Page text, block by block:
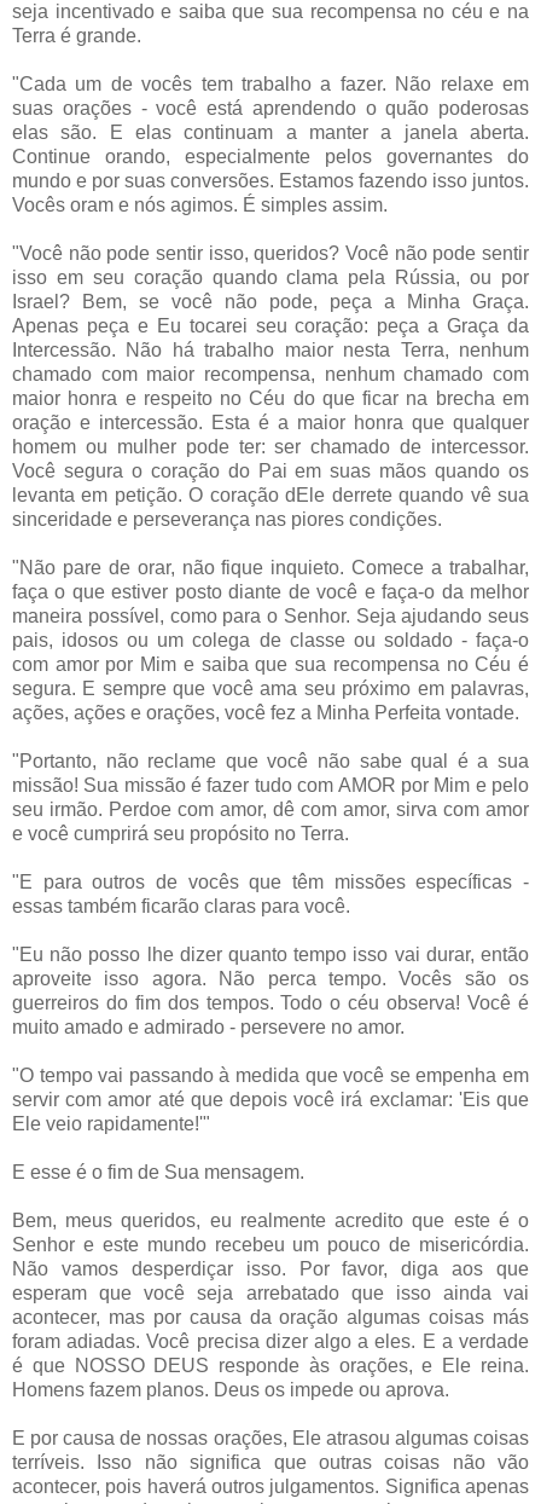
seja incentivado e saiba que sua recompensa no céu e na
Terra é grande.
"Cada um de vocês tem trabalho a fazer. Não relaxe em
suas orações - você está aprendendo o quão poderosas
elas são. E elas continuam a manter a janela aberta.
Continue orando, especialmente pelos governantes do
mundo e por suas conversões. Estamos fazendo isso juntos.
Vocês oram e nós agimos. É simples assim.
"Você não pode sentir isso, queridos? Você não pode sentir
isso em seu coração quando clama pela Rússia, ou por
Israel? Bem, se você não pode, peça a Minha Graça.
Apenas peça e Eu tocarei seu coração: peça a Graça da
Intercessão. Não há trabalho maior nesta Terra, nenhum
chamado com maior recompensa, nenhum chamado com
maior honra e respeito no Céu do que ficar na brecha em
oração e intercessão. Esta é a maior honra que qualquer
homem ou mulher pode ter: ser chamado de intercessor.
Você segura o coração do Pai em suas mãos quando os
levanta em petição. O coração dEle derrete quando vê sua
sinceridade e perseverança nas piores condições.
"Não pare de orar, não fique inquieto. Comece a trabalhar,
faça o que estiver posto diante de você e faça-o da melhor
maneira possível, como para o Senhor. Seja ajudando seus
pais, idosos ou um colega de classe ou soldado - faça-o
com amor por Mim e saiba que sua recompensa no Céu é
segura. E sempre que você ama seu próximo em palavras,
ações, ações e orações, você fez a Minha Perfeita vontade.
"Portanto, não reclame que você não sabe qual é a sua
missão! Sua missão é fazer tudo com AMOR por Mim e pelo
seu irmão. Perdoe com amor, dê com amor, sirva com amor
e você cumprirá seu propósito no Terra.
"E para outros de vocês que têm missões específicas -
essas também ficarão claras para você.
"Eu não posso lhe dizer quanto tempo isso vai durar, então
aproveite isso agora. Não perca tempo. Vocês são os
guerreiros do fim dos tempos. Todo o céu observa! Você é
muito amado e admirado - persevere no amor.
"O tempo vai passando à medida que você se empenha em
servir com amor até que depois você irá exclamar: 'Eis que
Ele veio rapidamente!'"
E esse é o fim de Sua mensagem.
Bem, meus queridos, eu realmente acredito que este é o
Senhor e este mundo recebeu um pouco de misericórdia.
Não vamos desperdiçar isso. Por favor, diga aos que
esperam que você seja arrebatado que isso ainda vai
acontecer, mas por causa da oração algumas coisas más
foram adiadas. Você precisa dizer algo a eles. E a verdade
é que NOSSO DEUS responde às orações, e Ele reina.
Homens fazem planos. Deus os impede ou aprova.
E por causa de nossas orações, Ele atrasou algumas coisas
terríveis. Isso não significa que outras coisas não vão
acontecer, pois haverá outros julgamentos. Significa apenas